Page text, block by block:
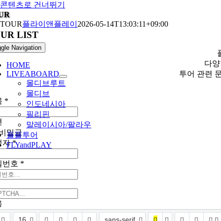
콘텐츠로 건너뛰기
Navigation
HOME
LIVEABOARD
몰디브루트
몰디브
인도네시아
필리핀
말레이시아/팔라우
플플투어
FLYandPLAY
TOUR플라이앤플레이 2026-05-14T13:03:11+09:00
LIST
다
투어 관련
*
밀글
자 *
번호 *